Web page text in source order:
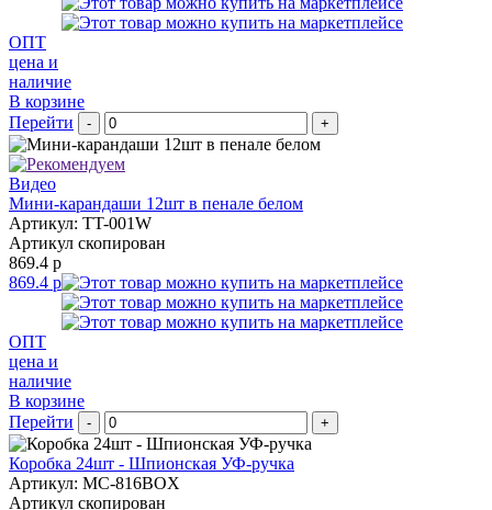
ОПТ
цена и
наличие
В корзине
Перейти
- +
Видео
Мини-карандаши 12шт в пенале белом
Артикул: TT-001W
Артикул скопирован
869.4 р
869.4 р
ОПТ
цена и
наличие
В корзине
Перейти
- +
Коробка 24шт - Шпионская УФ-ручка
Артикул: MC-816BOX
Артикул скопирован